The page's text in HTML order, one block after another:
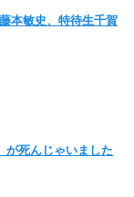
本敏史、特待生千賀
が死んじゃいました